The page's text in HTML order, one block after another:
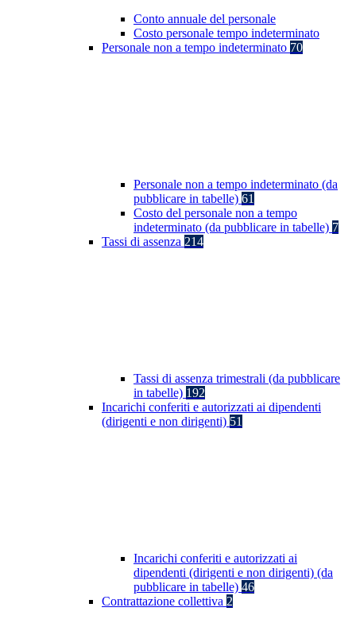
Conto annuale del personale
Costo personale tempo indeterminato
Personale non a tempo indeterminato 70
Personale non a tempo indeterminato (da
pubblicare in tabelle) 61
Costo del personale non a tempo
indeterminato (da pubblicare in tabelle) 7
Tassi di assenza 214
Tassi di assenza trimestrali (da pubblicare
in tabelle) 192
Incarichi conferiti e autorizzati ai dipendenti
(dirigenti e non dirigenti) 51
Incarichi conferiti e autorizzati ai
dipendenti (dirigenti e non dirigenti) (da
pubblicare in tabelle) 46
Contrattazione collettiva 2